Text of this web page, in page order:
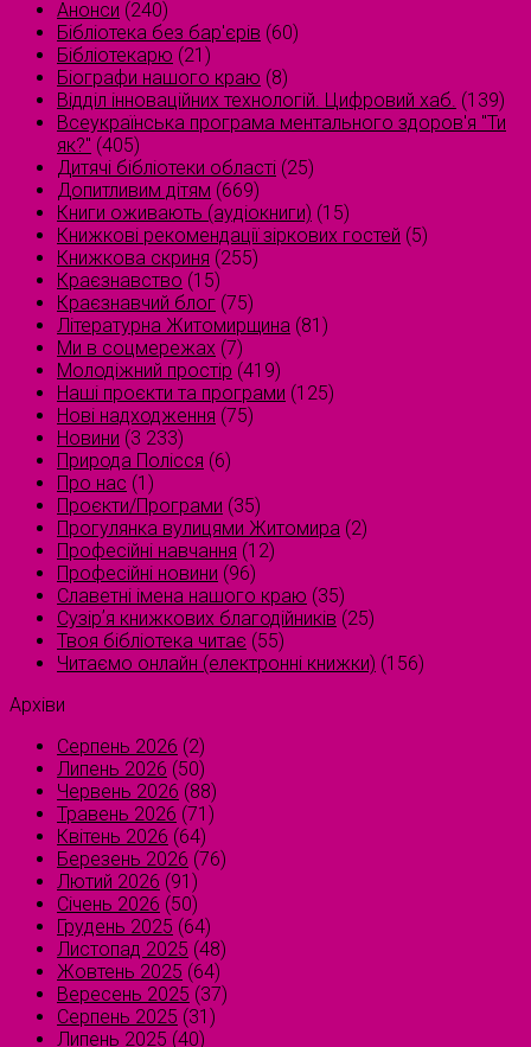
Анонси (240)
Бібліотека без бар'єрів (60)
Бібліотекарю (21)
Біографи нашого краю (8)
Відділ інноваційних технологій. Цифровий хаб. (139)
Всеукраїнська програма ментального здоров'я "Ти
як?" (405)
Дитячі бібліотеки області (25)
Допитливим дітям (669)
Книги оживають (аудіокниги) (15)
Книжкові рекомендації зіркових гостей (5)
Книжкова скриня (255)
Краєзнавство (15)
Краєзнавчий блог (75)
Літературна Житомирщина (81)
Ми в соцмережах (7)
Молодіжний простір (419)
Наші проєкти та програми (125)
Нові надходження (75)
Новини (3 233)
Природа Полісся (6)
Про нас (1)
Проєкти/Програми (35)
Прогулянка вулицями Житомира (2)
Професійні навчання (12)
Професійні новини (96)
Славетні імена нашого краю (35)
Сузірʼя книжкових благодійників (25)
Твоя бібліотека читає (55)
Читаємо онлайн (електронні книжки) (156)
Архіви
Серпень 2026 (2)
Липень 2026 (50)
Червень 2026 (88)
Травень 2026 (71)
Квітень 2026 (64)
Березень 2026 (76)
Лютий 2026 (91)
Січень 2026 (50)
Грудень 2025 (64)
Листопад 2025 (48)
Жовтень 2025 (64)
Вересень 2025 (37)
Серпень 2025 (31)
Липень 2025 (40)